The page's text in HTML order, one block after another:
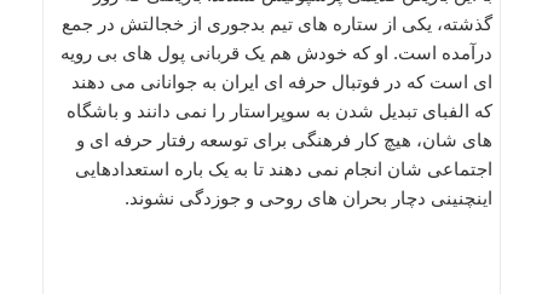
گذشته، یکی از ستاره های تیم بدجوری از خجالتش در جمع
درآمده است. او که خودش هم یک قربانی پول های بی رویه
ای است که در فوتبال حرفه ای ایران به جوانانی می دهند
که الفبای تبدیل شدن به سوپراستار را نمی دانند و باشگاه
های شان، هیچ کار فرهنگی برای توسعه رفتار حرفه ای و
اجتماعی شان انجام نمی دهند تا به یک باره استعدادهایی
اینچنینی دچار بحران های روحی و جوزدگی نشوند.